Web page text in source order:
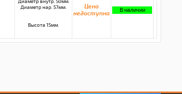
Диаметр нар. 57мм.
Высота 15мм.
Цена
недоступна
В наличии